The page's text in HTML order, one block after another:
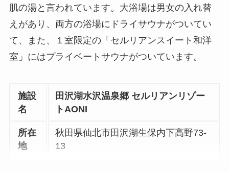
肌の湯と言われています。大浴場は男女の入れ替
えがあり、両方の浴場にドライサウナがついてい
て、また、１室限定の「セルリアンスイート和洋
室」にはプライベートサウナがついています。
施設
名
田沢湖水沢温泉郷 セルリアンリゾー
トAONI
所在
地
秋田県仙北市田沢湖生保内下高野73-
13